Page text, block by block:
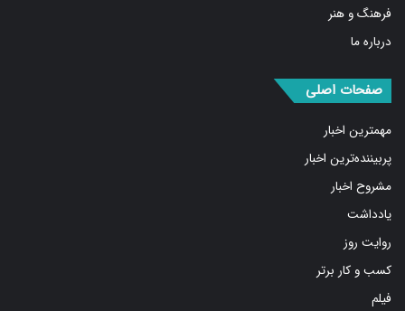
فرهنگ و هنر
درباره ما
صفحات اصلی
مهمترین اخبار
پربیننده‌ترین اخبار
مشروح اخبار
یادداشت
روایت روز
کسب و کار برتر
فیلم